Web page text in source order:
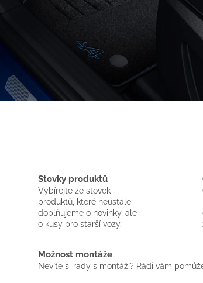
Stovky produktů
Vybírejte ze stovek
produktů, které neustále
doplňujeme o novinky, ale i
o kusy pro starší vozy.
Možnost montáže
Nevíte si rady s montáží? Rádi vám